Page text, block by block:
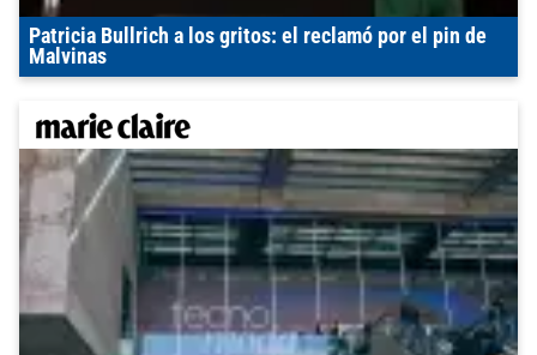
Patricia Bullrich a los gritos: el reclamó por el pin de
Malvinas